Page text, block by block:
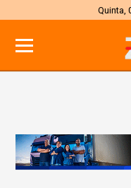
Quinta,